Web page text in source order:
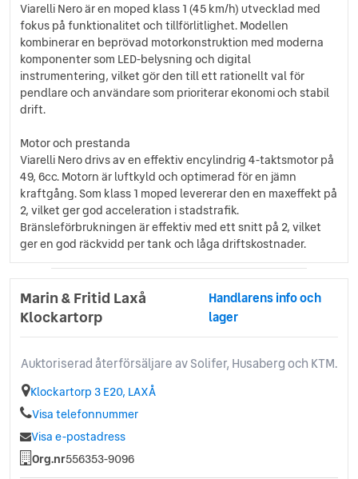
Viarelli Nero är en moped klass 1 (45 km/h) utvecklad med
fokus på funktionalitet och tillförlitlighet. Modellen
kombinerar en beprövad motorkonstruktion med moderna
komponenter som LED-belysning och digital
instrumentering, vilket gör den till ett rationellt val för
pendlare och användare som prioriterar ekonomi och stabil
drift.
Motor och prestanda
Viarelli Nero drivs av en effektiv encylindrig 4-taktsmotor på
49, 6cc. Motorn är luftkyld och optimerad för en jämn
kraftgång. Som klass 1 moped levererar den en maxeffekt på
2, vilket ger god acceleration i stadstrafik.
Bränsleförbrukningen är effektiv med ett snitt på 2, vilket
ger en god räckvidd per tank och låga driftskostnader.
Marin & Fritid Laxå
Klockartorp
Handlarens info och
lager
Auktoriserad återförsäljare av Solifer, Husaberg och KTM.
Klockartorp 3 E20, LAXÅ
Visa telefonnummer
Visa e-postadress
Org.nr556353-9096